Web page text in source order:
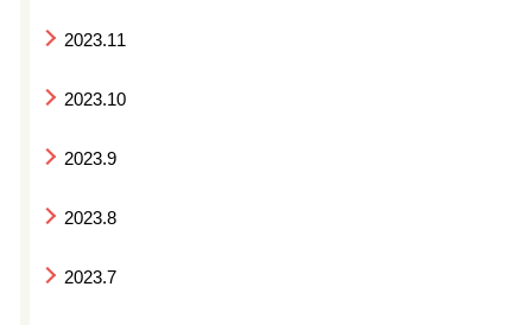
2023.11
2023.10
2023.9
2023.8
2023.7